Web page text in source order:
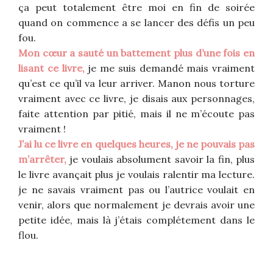
ça peut totalement être moi en fin de soirée
quand on commence a se lancer des défis un peu
fou.
Mon cœur a sauté un battement plus d’une fois en
lisant ce livre, je me suis demandé mais vraiment
qu’est ce qu’il va leur arriver. Manon nous torture
vraiment avec ce livre, je disais aux personnages,
faite attention par pitié, mais il ne m’écoute pas
vraiment !
J’ai lu ce livre en quelques heures, je ne pouvais pas
m’arrêter, je voulais absolument savoir la fin, plus
le livre avançait plus je voulais ralentir ma lecture.
je ne savais vraiment pas ou l’autrice voulait en
venir, alors que normalement je devrais avoir une
petite idée, mais là j’étais complétement dans le
flou.